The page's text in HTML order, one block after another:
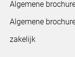
Algemene
Algemene
zakelijk